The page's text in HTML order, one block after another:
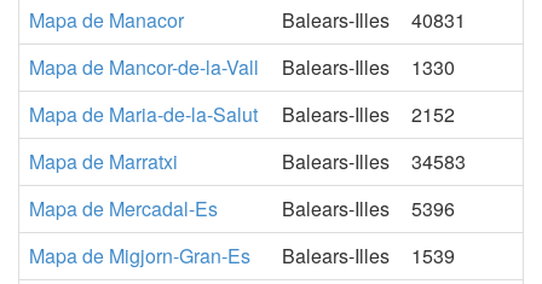
Mapa de Manacor
Balears-Illes
40831
Mapa de Mancor-de-la-Vall
Balears-Illes
1330
Mapa de Maria-de-la-Salut
Balears-Illes
2152
Mapa de Marratxi
Balears-Illes
34583
Mapa de Mercadal-Es
Balears-Illes
5396
Mapa de Migjorn-Gran-Es
Balears-Illes
1539